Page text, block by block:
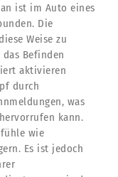
ist im Auto eines
Die
Weise zu
Befinden
aktivieren
durch
was
kann.
wie
Es ist jedoch